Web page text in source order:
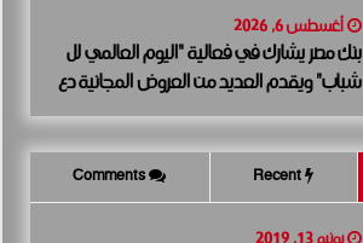
أغسطس 6, 2026
بنك مصر يشارك في فعالية “اليوم العالمي لل
شباب” ويقدم العديد من العروض المجانية دع
مًا للشمول المالي تحت رعاية البنك المركزي الم
صري
Recent
Comments